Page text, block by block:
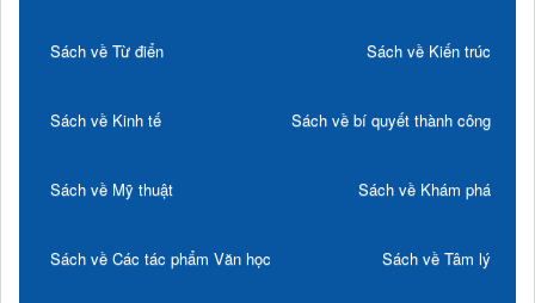
Sách về Từ điển Sách về Kiến trúc
Sách về Kinh tế Sách về bí quyết thành công
Sách về Mỹ thuật Sách về Khám phá
Sách về Các tác phẩm Văn học Sách về Tâm lý